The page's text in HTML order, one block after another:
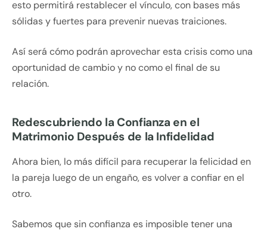
esto permitirá restablecer el vínculo, con bases más
sólidas y fuertes para prevenir nuevas traiciones.
Así será cómo podrán aprovechar esta crisis como una
oportunidad de cambio y no como el final de su
relación.
Redescubriendo la Confianza en el
Matrimonio Después de la Infidelidad
Ahora bien, lo más difícil para recuperar la felicidad en
la pareja luego de un engaño, es volver a confiar en el
otro.
Sabemos que sin confianza es imposible tener una